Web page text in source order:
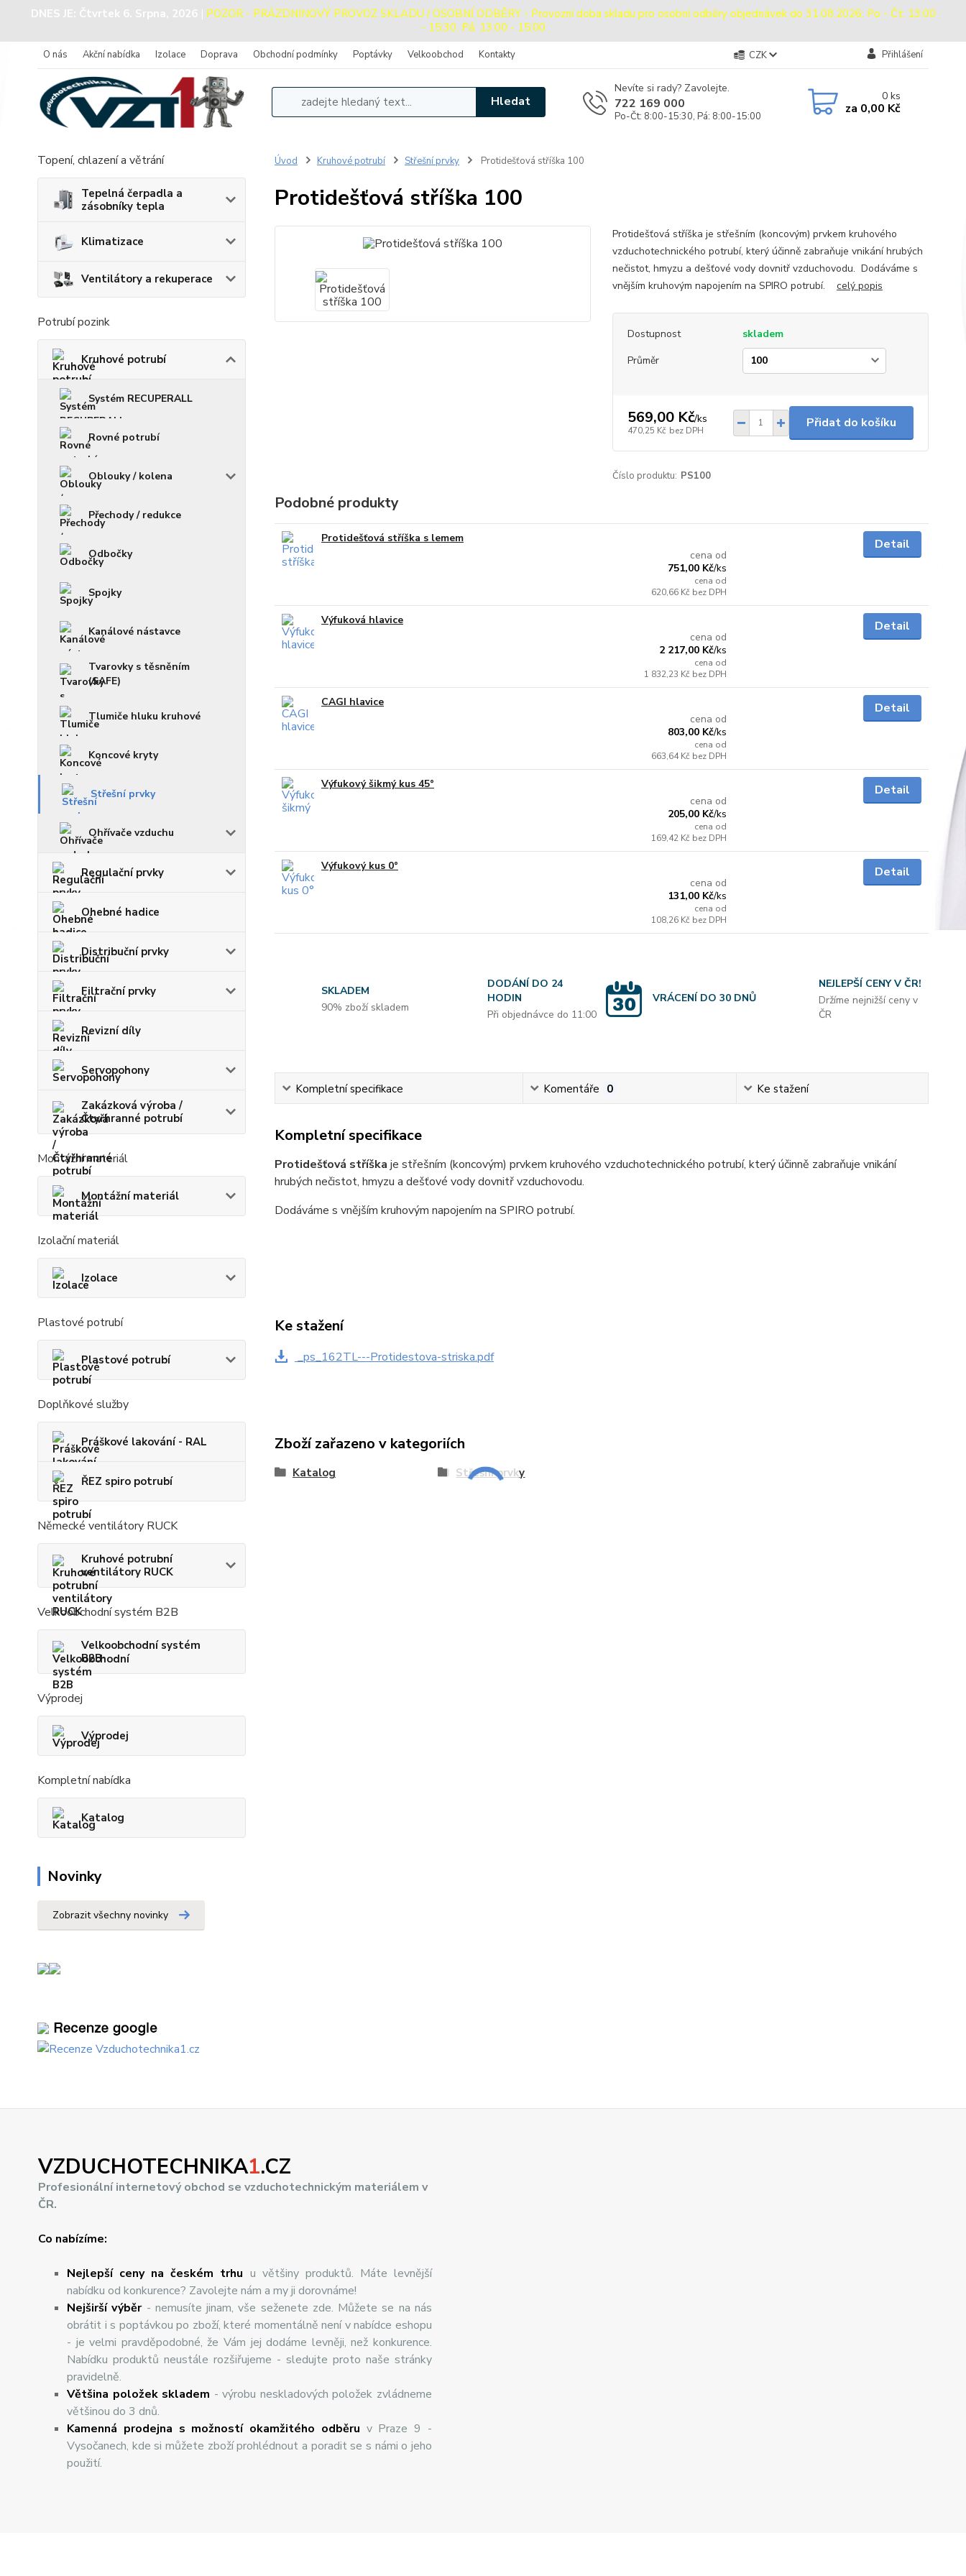
DNES JE: Čtvrtek 6. Srpna, 2026 | POZOR - PRÁZDNINOVÝ PROVOZ SKLADU / OSOBNÍ ODBĚRY - Provozní doba skladu pro osobní odběry objednávek do 31.08.2026: Po - Čt: 13:00
- 15:30, Pá: 13:00 - 15:00
O nás Akční nabídka Izolace Doprava Obchodní podmínky Poptávky Velkoobchod Kontakty CZK Přihlášení
Hledat
Nevíte si rady? Zavolejte.
722 169 000
Po-Čt: 8:00-15:30, Pá: 8:00-15:00
0ks
za 0,00 Kč
Topení, chlazení a větrání
Tepelná čerpadla a
zásobníky tepla
Klimatizace
Ventilátory a rekuperace
Potrubí pozink
Kruhové potrubí
Systém RECUPERALL
Rovné potrubí
Oblouky / kolena
Přechody / redukce
Odbočky
Spojky
Kanálové nástavce
Tvarovky s těsněním
(SAFE)
Tlumiče hluku kruhové
Koncové kryty
Střešní prvky
Ohřívače vzduchu
Regulační prvky
Ohebné hadice
Distribuční prvky
Filtrační prvky
Revizní díly
Servopohony
Zakázková výroba /
Čtyřhranné potrubí
Montážní materiál
Montážní materiál
Izolační materiál
Izolace
Plastové potrubí
Plastové potrubí
Doplňkové služby
Práškové lakování - RAL
ŘEZ spiro potrubí
Německé ventilátory RUCK
Kruhové potrubní
ventilátory RUCK
Velkoobchodní systém B2B
Velkoobchodní systém
B2B
Výprodej
Výprodej
Kompletní nabídka
Katalog
Novinky
Zobrazit všechny novinky
Úvod Kruhové potrubí Střešní prvky Protidešťová stříška 100
Protidešťová stříška 100
Protidešťová stříška je střešním (koncovým) prvkem kruhového
vzduchotechnického potrubí, který účinně zabraňuje vnikání hrubých
nečistot, hmyzu a dešťové vody dovnitř vzduchovodu. Dodáváme s
vnějším kruhovým napojením na SPIRO potrubí. celý popis
Dostupnost
skladem
Průměr
569,00 Kč/ks
470,25 Kč bez DPH
Přidat do košíku
Číslo produktu: PS100
Podobné produkty
Protidešťová stříška s lemem
cena od
751,00 Kč/ks
cena od
620,66 Kč bez DPH
Detail
Výfuková hlavice
cena od
2 217,00 Kč/ks
cena od
1 832,23 Kč bez DPH
Detail
CAGI hlavice
cena od
803,00 Kč/ks
cena od
663,64 Kč bez DPH
Detail
Výfukový šikmý kus 45°
cena od
205,00 Kč/ks
cena od
169,42 Kč bez DPH
Detail
Výfukový kus 0°
cena od
131,00 Kč/ks
cena od
108,26 Kč bez DPH
Detail
SKLADEM
90% zboží skladem
DODÁNÍ DO 24
HODIN
Při objednávce do 11:00
VRÁCENÍ DO 30 DNŮ
NEJLEPŠÍ CENY V ČR!
Držíme nejnižší ceny v
ČR
Kompletní specifikace Komentáře 0 Ke stažení
Kompletní specifikace
Protidešťová stříška je střešním (koncovým) prvkem kruhového vzduchotechnického potrubí, který účinně zabraňuje vnikání
hrubých nečistot, hmyzu a dešťové vody dovnitř vzduchovodu.
Dodáváme s vnějším kruhovým napojením na SPIRO potrubí.
Ke stažení
_ps_162TL---Protidestova-striska.pdf
Zboží zařazeno v kategoriích
Katalog Střešní prvky
VZDUCHOTECHNIKA1.CZ
Profesionální internetový obchod se vzduchotechnickým materiálem v
ČR.
Co nabízíme:
Nejlepší ceny na českém trhu u většiny produktů. Máte levnější
nabídku od konkurence? Zavolejte nám a my ji dorovnáme!
Nejširšívýběr- nemusíte jinam, vše seženete zde. Můžete se na nás
obrátit i s poptávkou po zboží, které momentálně není v nabídce eshopu
- je velmi pravděpodobné, že Vám jej dodáme levněji, než konkurence.
Nabídku produktů neustále rozšiřujeme - sledujte proto naše stránky
pravidelně.
Většina položek skladem - výrobu neskladových položek zvládneme
většinou do 3 dnů.
Kamenná prodejna s možností okamžitého odběru v Praze 9 -
Vysočanech, kde si můžete zboží prohlédnout a poradit se s námi o jeho
použití.